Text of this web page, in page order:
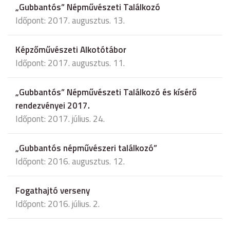
„Gubbantós” Népművészeti Találkozó
Időpont: 2017. augusztus. 13.
Képzőművészeti Alkotótábor
Időpont: 2017. augusztus. 11.
„Gubbantós” Népművészeti Találkozó és kísérő
rendezvényei 2017.
Időpont: 2017. július. 24.
„Gubbantós népművészeri találkozó”
Időpont: 2016. augusztus. 12.
Fogathajtó verseny
Időpont: 2016. július. 2.